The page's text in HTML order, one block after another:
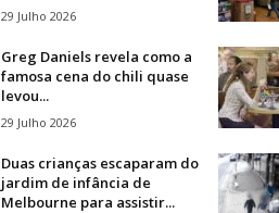
29 Julho 2026
Greg Daniels revela como a
famosa cena do chili quase
levou...
29 Julho 2026
Duas crianças escaparam do
jardim de infância de
Melbourne para assistir...